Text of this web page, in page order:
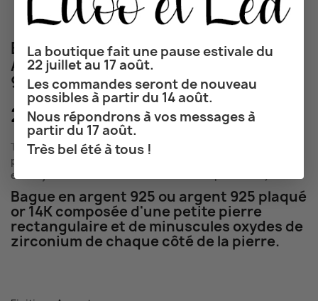
La boutique fait une pause estivale du
22 juillet au 17 août.
Les commandes seront de nouveau
possibles à partir du 14 août.
Nous répondrons à vos messages à
partir du 17 août.
Très bel été à tous !
BAGUE ZIRCON RECTANGULAIRE
ARGENT 925 PLAQUÉ OR 18K ARGENT
925 ZIRCONS BAGUE DE FIANÇAILLES
24,00 €
TTC Délai de livraison de 2 à 5 jours pour la France, 5 à 8 jours
pour l'Europe, 7 à 14 jours pour le reste du monde (hors week-
end et jours fériés et selon le mode de transport choisi)
Bague en argent 925 ou argent 925 plaqué
or 14K composée d'une petite pierre
rectangulaire et de minuscules oxydes de
zirconium de chaque côté de la pierre.